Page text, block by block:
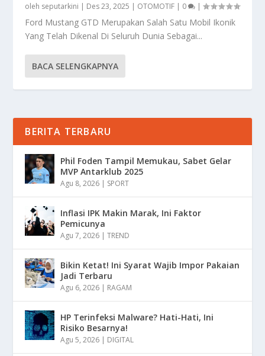
oleh seputarkini | Des 23, 2025 | OTOMOTIF | 0 |
Ford Mustang GTD Merupakan Salah Satu Mobil Ikonik
Yang Telah Dikenal Di Seluruh Dunia Sebagai...
BACA SELENGKAPNYA
BERITA TERBARU
Phil Foden Tampil Memukau, Sabet Gelar
MVP Antarklub 2025
Agu 8, 2026 | SPORT
Inflasi IPK Makin Marak, Ini Faktor
Pemicunya
Agu 7, 2026 |TREND
Bikin Ketat! Ini Syarat Wajib Impor Pakaian
Jadi Terbaru
Agu 6, 2026 | RAGAM
HP Terinfeksi Malware? Hati-Hati, Ini
Risiko Besarnya!
Agu 5, 2026 | DIGITAL